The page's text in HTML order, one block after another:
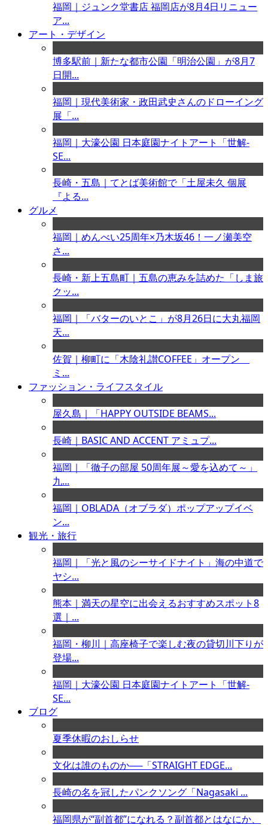
福岡｜ジュンク堂書店 福岡店が8月4日リニュー
ア...
アート・デザイン
博多駅前｜新たな都市公園「明治公園」が8月7
日開...
福岡｜現代美術家・政田武史さんのドローイング
展「...
福岡｜大濠公園 日本庭園ナイトアート「世解-
SE...
長崎・五島｜てとば美術館で「土屋未久 個展
『よる...
グルメ
福岡｜めんべい25周年×乃木坂46！一ノ瀬美空
さ...
長崎・新上五島町｜五島の恵みを詰めた「しま旅
クッ...
福岡｜「バターのいとこ」が8月26日に大丸福岡
天...
佐賀｜柳町に「木陰礼讃COFFEE」オープン
ミ...
ファッション・ライフスタイル
屋久島｜「HAPPY OUTSIDE BEAMS...
長崎｜BASIC AND ACCENT アミュプ...
福岡｜「徹子の部屋 50周年展～愛を込めて～」
九...
福岡｜OBLADA（オブラダ）ポップアップイベ
ン...
観光・旅行
福岡｜「光と風のシーサイドナイト」海の中道で
ヤシ...
熊本｜満天の星空に出会えるおすすめスポット8
選｜...
福岡・柳川｜高座椅子で楽しむ夜の貸切川下りが
登場...
福岡｜大濠公園 日本庭園ナイトアート「世解-
SE...
ブログ
夏季休暇のおしらせ
文化は誰のものか──「STRAIGHT EDGE...
長崎の名を冠したパンクソング「Nagasaki ...
福岡県が“副首都”になれる？副首都とはなにか、